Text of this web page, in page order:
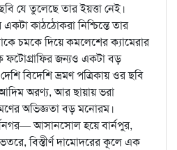
যে তুলেছে তার ইয়ত্তা নেই।
কাঠঠোকরা নিশ্চিন্তে তার
চমকে দিয়ে কমলেশের ক্যামেরার
ফটোগ্রাফির জন্যও একটা বড়
বিদেশি ভ্রমণ পত্রিকায় ওর ছবি
অরণ্য, আর ছায়ায় ভরা
অভিজ্ঞতা বড় মনোরম।
আসানসোল হয়ে বার্নপুর,
বিস্তীর্ণ দামোদরের কূলে এক